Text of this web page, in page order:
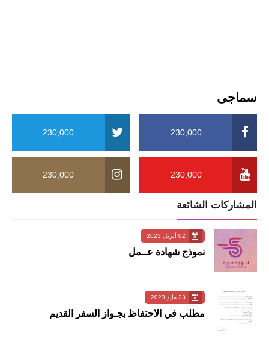
سماجی
230,000
230,000
230,000
230,000
المشاركات الشائعة
02 أبريل 2023
نموذج شهادة عــمل
23 مايو 2023
مطلب في الاحتفاظ بجـواز السفر القديم